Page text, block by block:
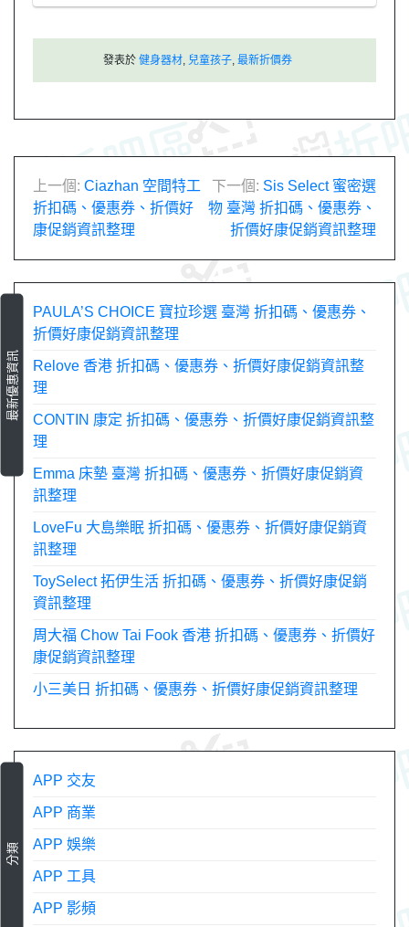
發表於 健身器材 兒童孩子 最新折價券
文
章
導
上一個: Ciazhan 空間特工
折扣碼、優惠券、折價好
康促銷資訊整理
下一個: Sis Select 蜜密選
物 臺灣 折扣碼、優惠券、
折價好康促銷資訊整理
最新優惠資訊
PAULA’S CHOICE 寶拉珍選 臺灣 折扣碼、優惠券、
折價好康促銷資訊整理
Relove 香港 折扣碼、優惠券、折價好康促銷資訊整
理
CONTIN 康定 折扣碼、優惠券、折價好康促銷資訊整
理
Emma 床墊 臺灣 折扣碼、優惠券、折價好康促銷資
訊整理
LoveFu 大島樂眠 折扣碼、優惠券、折價好康促銷資
訊整理
ToySelect 拓伊生活 折扣碼、優惠券、折價好康促銷
資訊整理
周大福 Chow Tai Fook 香港 折扣碼、優惠券、折價好
康促銷資訊整理
小三美日 折扣碼、優惠券、折價好康促銷資訊整理
分類
APP 交友
APP 商業
APP 娛樂
APP 工具
APP 影頻